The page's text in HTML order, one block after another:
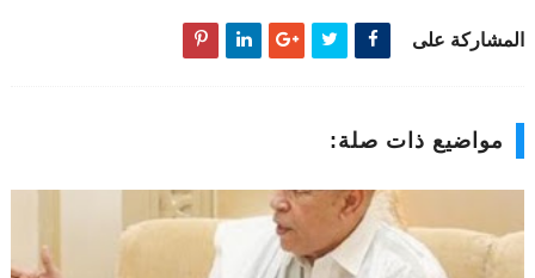
المشاركة على
مواضيع ذات صلة: